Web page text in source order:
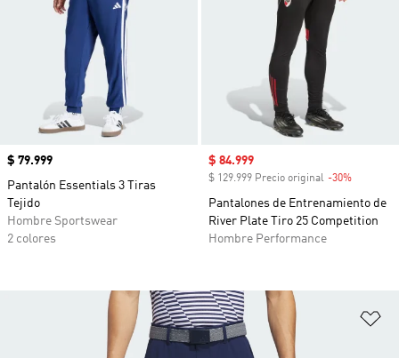
Precio
$ 79.999
Pantalón Essentials 3 Tiras
Tejido
Hombre Sportswear
2 colores
Precio de venta
$ 84.999
$ 129.999 Precio original -30%
Pantalones de Entrenamiento de
River Plate Tiro 25 Competition
Hombre Performance